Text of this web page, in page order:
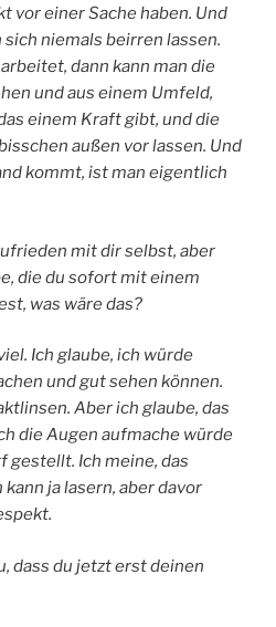
vor einer Sache haben. Und
niemals beirren lassen.
dann kann man die
und aus einem Umfeld,
einem Kraft gibt, und die
außen vor lassen. Und
kommt, ist man eigentlich
mit dir selbst, aber
die du sofort mit einem
was wäre das?
Ich glaube, ich würde
und gut sehen können.
Aber ich glaube, das
die Augen aufmache würde
gestellt. Ich meine, das
ja lasern, aber davor
dass du jetzt erst deinen